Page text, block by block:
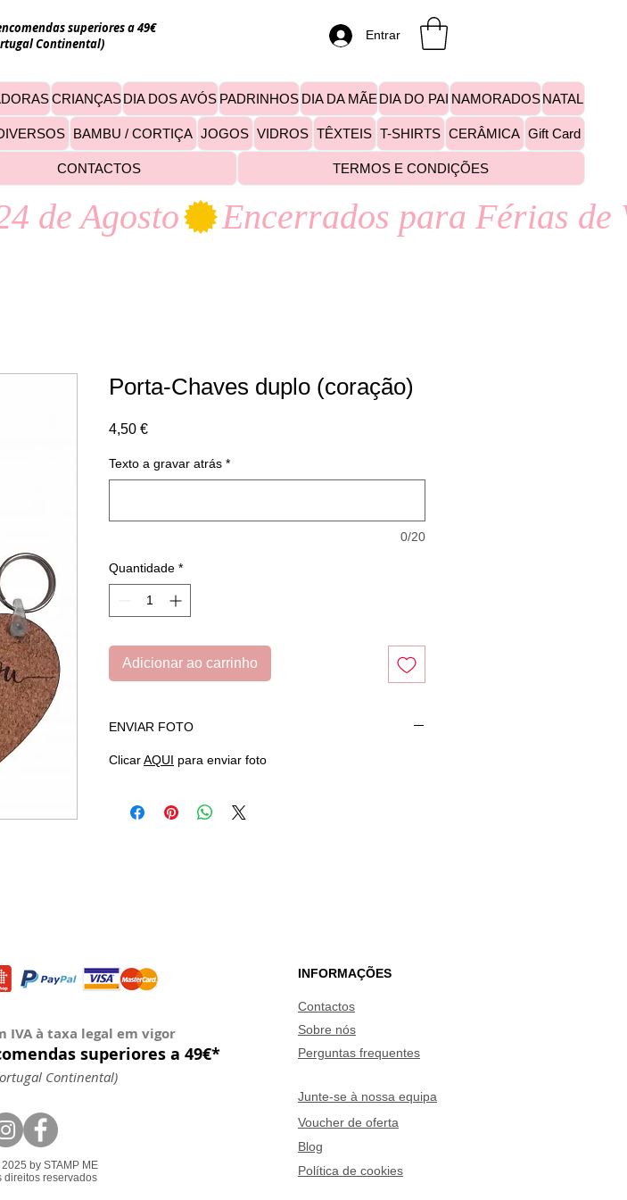
superiores a 49€
Continental)
Entrar
Porta-Chaves duplo (coração)
4,50 €Preço
Texto a gravar atrás *
0/20
Quantidade *
Adicionar ao carrinho
ENVIAR FOTO
ClicarAQUI para enviar foto
CRIANÇASDIA DOS AVÓS PADRINHOS DIA DA MÃE DIA DO PAI NAMORADOSNATAL
BAMBU / CORTIÇA JOGOS VIDROS TÊXTEIS T-SHIRTS CERÂMICA Gift Card
CONTACTOS TERMOS E CONDIÇÕES
de Agosto
IVA à taxa legal em vigor
superiores a 49€*
Continental)
INFORMAÇÕES
Contactos
Sobre nós
Perguntas frequentes
Junte-se à nossa equipa
by STAMP ME
direitos reservados
Voucher de oferta
Blog
Política de cookies